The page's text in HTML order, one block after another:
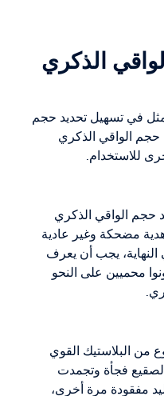
الذكري
في تسهيل تحديد حجم
حجم الواقي الذكري
للاستخدام.
حجم الواقي الذكري
مضحكة وغير عادية
النهاية، يجب أن يعرف
محميين على النحو
من البلاستيك القوي
فجأة وتجمدت
مفقودة مرة أخرى،